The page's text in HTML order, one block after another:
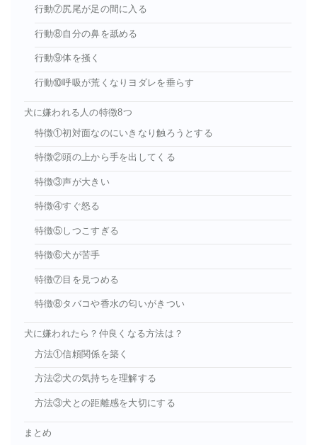
行動⑦尻尾が足の間に入る
行動⑧自分の鼻を舐める
行動⑨体を掻く
行動⑩呼吸が荒くなりヨダレを垂らす
犬に嫌われる人の特徴8つ
特徴①初対面なのにいきなり触ろうとする
特徴②頭の上から手を出してくる
特徴③声が大きい
特徴④すぐ怒る
特徴⑤しつこすぎる
特徴⑥犬が苦手
特徴⑦目を見つめる
特徴⑧タバコや香水の匂いがきつい
犬に嫌われたら？仲良くなる方法は？
方法①信頼関係を築く
方法②犬の気持ちを理解する
方法③犬との距離感を大切にする
まとめ